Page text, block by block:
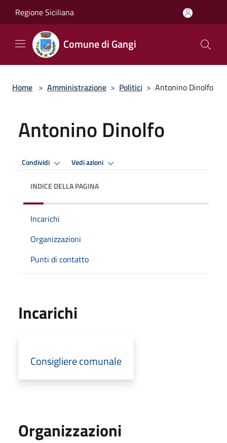
Regione Siciliana
Comune di Gangi
Home > Amministrazione > Politici > Antonino Dinolfo
Antonino Dinolfo
Condividi Vedi azioni
INDICE DELLA PAGINA
Incarichi
Organizzazioni
Punti di contatto
Incarichi
Consigliere comunale
Organizzazioni